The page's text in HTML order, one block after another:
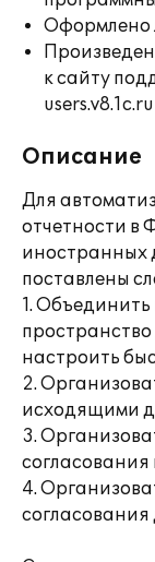
Оформлено
к сайту
users.v8.1c.ru
Описание
Для
отчетности в
иностранных
поставлены
1.
настроить
2.
исходящими
3.
4.
согласования